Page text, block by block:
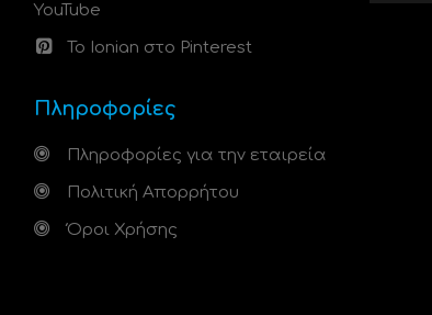
YouTube
Το Ionian στο Pinterest
Πληροφορίες
Πληροφορίες για την εταιρεία
Πολιτική Απορρήτου
Όροι Χρήσης